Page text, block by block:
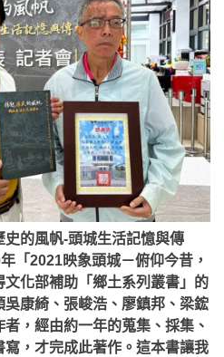
的風帆-頭城生活記憶與傳
「2021映象頭城－俯仰今昔，
化部補助「鄉土系列叢書」的
康綺、張峻浩、廖鎮邦、梁鋐
，經由約一年的蒐集、採集、
，才完成此著作。這本書讓我